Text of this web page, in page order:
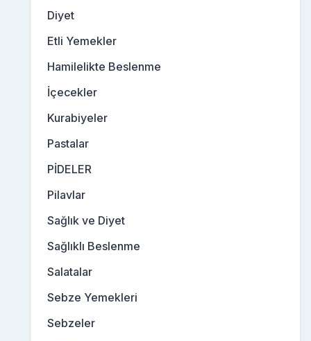
Diyet
Etli Yemekler
Hamilelikte Beslenme
İçecekler
Kurabiyeler
Pastalar
PİDELER
Pilavlar
Sağlık ve Diyet
Sağlıklı Beslenme
Salatalar
Sebze Yemekleri
Sebzeler